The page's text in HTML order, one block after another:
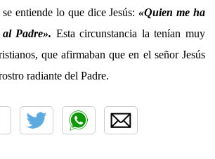
entiende lo que dice Jesús:«Quien me ha
Padre». Esta circunstancia la tenían muy
que afirmaban que en el señor Jesús
radiante del Padre.